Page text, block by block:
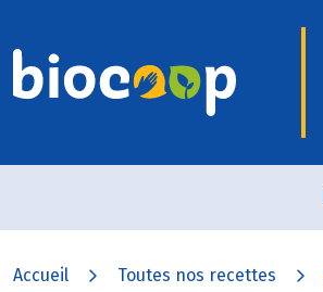
Accueil Toutes nos recettes